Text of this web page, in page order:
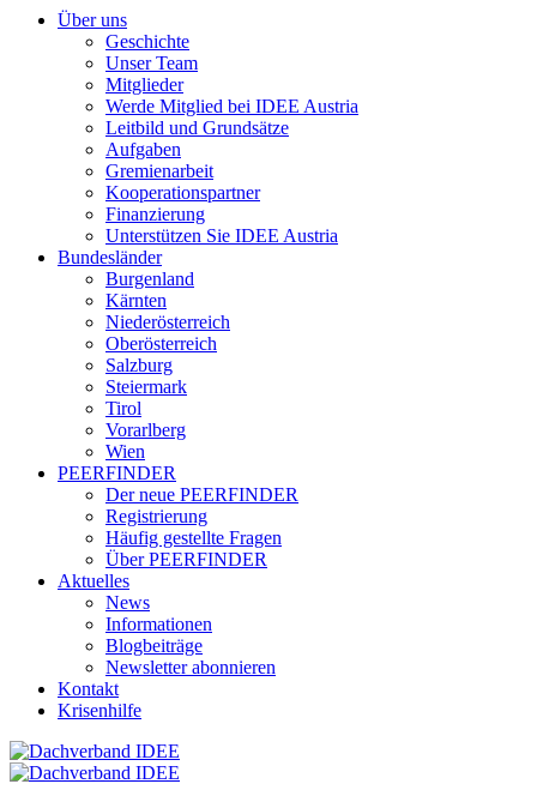
Über uns
Geschichte
Unser Team
Mitglieder
Werde Mitglied bei IDEE Austria
Leitbild und Grundsätze
Aufgaben
Gremienarbeit
Kooperationspartner
Finanzierung
Unterstützen Sie IDEE Austria
Bundesländer
Burgenland
Kärnten
Niederösterreich
Oberösterreich
Salzburg
Steiermark
Tirol
Vorarlberg
Wien
PEERFINDER
Der neue PEERFINDER
Registrierung
Häufig gestellte Fragen
Über PEERFINDER
Aktuelles
News
Informationen
Blogbeiträge
Newsletter abonnieren
Kontakt
Krisenhilfe